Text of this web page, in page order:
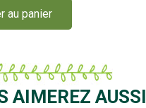
au panier
AIMEREZ AUSSI